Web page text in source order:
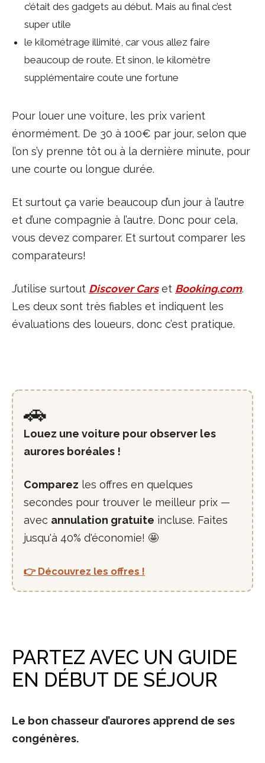
c’était des gadgets au début. Mais au final c’est
super utile
le kilométrage illimité, car vous allez faire
beaucoup de route. Et sinon, le kilomètre
supplémentaire coute une fortune
Pour louer une voiture, les prix varient
énormément. De 30 à 100€ par jour, selon que
l’on s’y prenne tôt ou à la dernière minute, pour
une courte ou longue durée.
Et surtout ça varie beaucoup d’un jour à l’autre
et d’une compagnie à l’autre. Donc pour cela,
vous devez comparer. Et surtout comparer les
comparateurs!
J’utilise surtout Discover Carset Booking.com.
Les deux sont très fiables et indiquent les
évaluations des loueurs, donc c’est pratique.
🚗
Louez une voiture pour observer les
aurores boréales !
Comparez les offres en quelques
secondes pour trouver le meilleur prix —
avec annulation gratuite incluse. Faites
jusqu'à 40% d'économie! 🤩
👉 Découvrez les offres !
PARTEZ AVEC UN GUIDE
EN DÉBUT DE SÉJOUR
Le bon chasseur d’aurores apprend de ses
congénères.